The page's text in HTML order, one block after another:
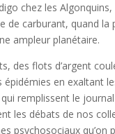
chez les
de carburant, quand la
ampleur planétaire.
des flots d’argent
en exaltant
remplissent le
les débats de nos
psychosociaux qu’on